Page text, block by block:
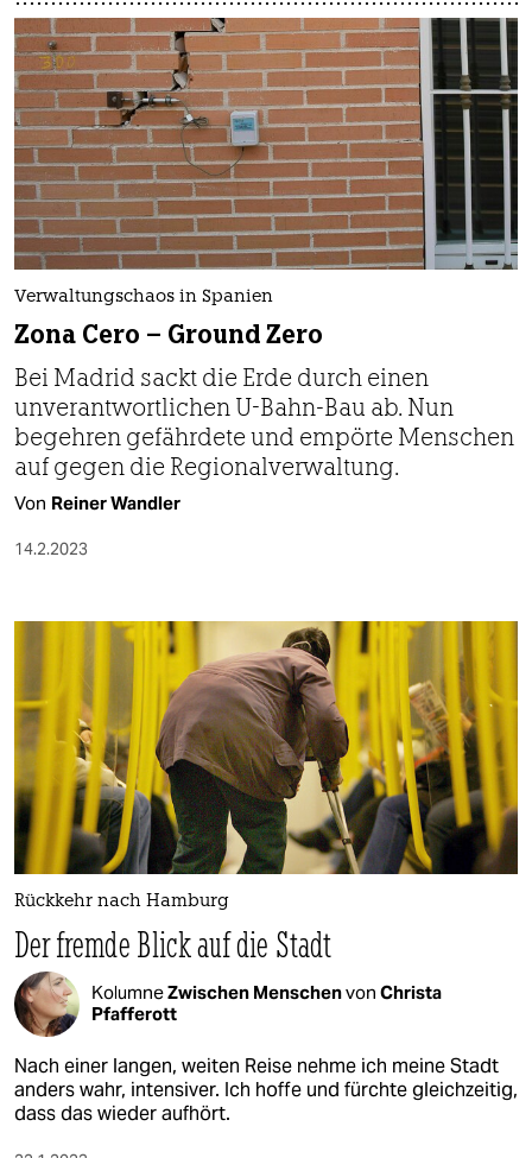
Verwaltungschaos in Spanien
Zona Cero – Ground Zero
Bei Madrid sackt die Erde durch einen
unverantwortlichen U-Bahn-Bau ab. Nun
begehren gefährdete und empörte Menschen
auf gegen die Regionalverwaltung.
Von Reiner Wandler
14.2.2023
Rückkehr nach Hamburg
Der fremde Blick auf die Stadt
KolumneZwischen Menschenvon Christa
Pfafferott
Nach einer langen, weiten Reise nehme ich meine Stadt
anders wahr, intensiver. Ich hoffe und fürchte gleichzeitig,
dass das wieder aufhört.